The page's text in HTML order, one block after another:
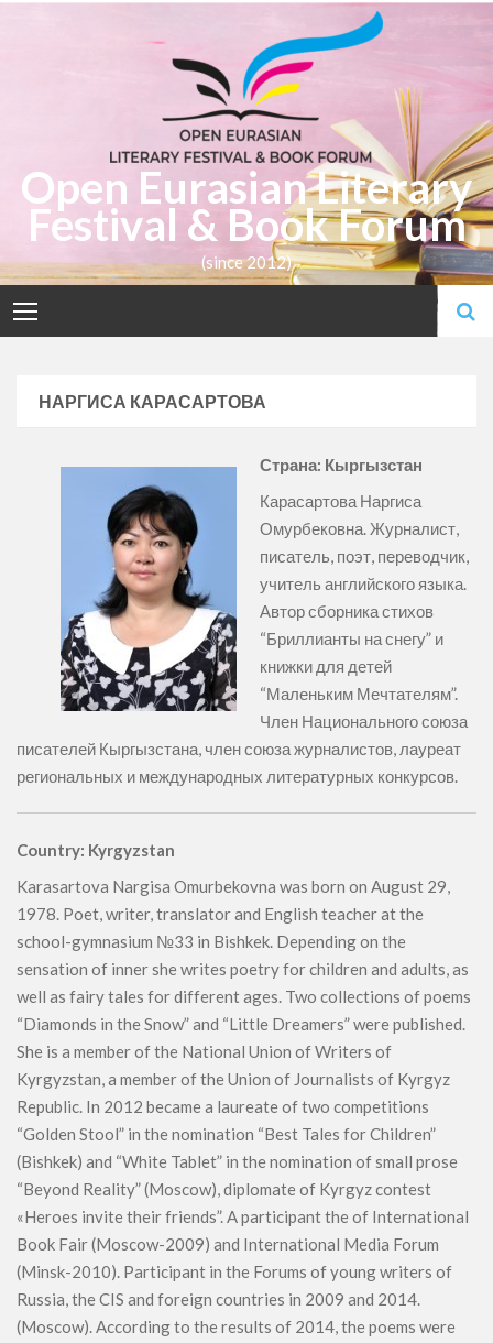
Open Eurasian Literary
Festival & Book Forum
(since 2012)
НАРГИСА КАРАСАРТОВА
Страна: Кыргызстан
Карасартова Наргиса
Омурбековна. Журналист,
писатель, поэт, переводчик,
учитель английского языка.
Автор сборника стихов
“Бриллианты на снегу” и
книжки для детей
“Маленьким Мечтателям”.
Член Национального союза
писателей Кыргызстана, член союза журналистов, лауреат
региональных и международных литературных конкурсов.
Country: Kyrgyzstan
Karasartova Nargisa Omurbekovna was born on August 29,
1978. Poet, writer, translator and English teacher at the
school-gymnasium №33 in Bishkek. Depending on the
sensation of inner she writes poetry for children and adults, as
well as fairy tales for different ages. Two collections of poems
“Diamonds in the Snow” and “Little Dreamers” were published.
She is a member of the National Union of Writers of
Kyrgyzstan, a member of the Union of Journalists of Kyrgyz
Republic. In 2012 became a laureate of two competitions
“Golden Stool” in the nomination “Best Tales for Children”
(Bishkek) and “White Tablet” in the nomination of small prose
“Beyond Reality” (Moscow), diplomate of Kyrgyz contest
«Heroes invite their friends”. A participant the of International
Book Fair (Moscow-2009) and International Media Forum
(Minsk-2010). Participant in the Forums of young writers of
Russia, the CIS and foreign countries in 2009 and 2014.
(Moscow). According to the results of 2014, the poems were